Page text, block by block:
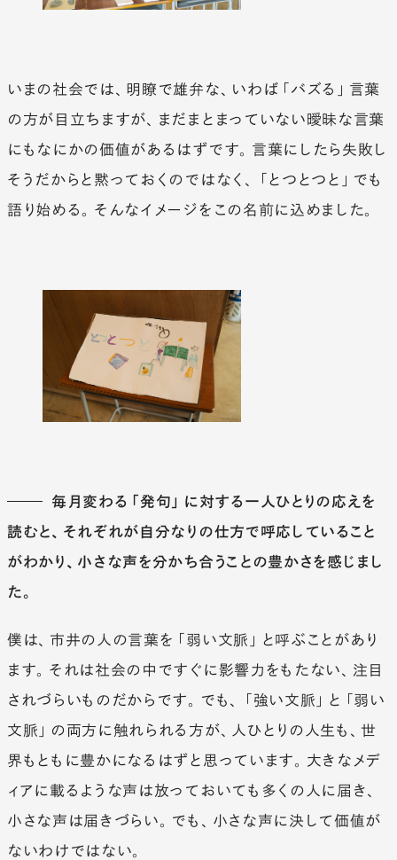
いまの社会では、明瞭で雄弁な、いわば「バズる」言葉
の方が目立ちますが、まだまとまっていない曖昧な言葉
にもなにかの価値があるはずです。言葉にしたら失敗し
そうだからと黙っておくのではなく、「とつとつと」でも
語り始める。そんなイメージをこの名前に込めました。
毎月変わる「発句」に対する一人ひとりの応えを
読むと、それぞれが自分なりの仕方で呼応していること
がわかり、小さな声を分かち合うことの豊かさを感じまし
た。
僕は、市井の人の言葉を「弱い文脈」と呼ぶことがあり
ます。それは社会の中ですぐに影響力をもたない、注目
されづらいものだからです。でも、「強い文脈」と「弱い
文脈」の両方に触れられる方が、人ひとりの人生も、世
界もともに豊かになるはずと思っています。大きなメデ
ィアに載るような声は放っておいても多くの人に届き、
小さな声は届きづらい。でも、小さな声に決して価値が
ないわけではない。